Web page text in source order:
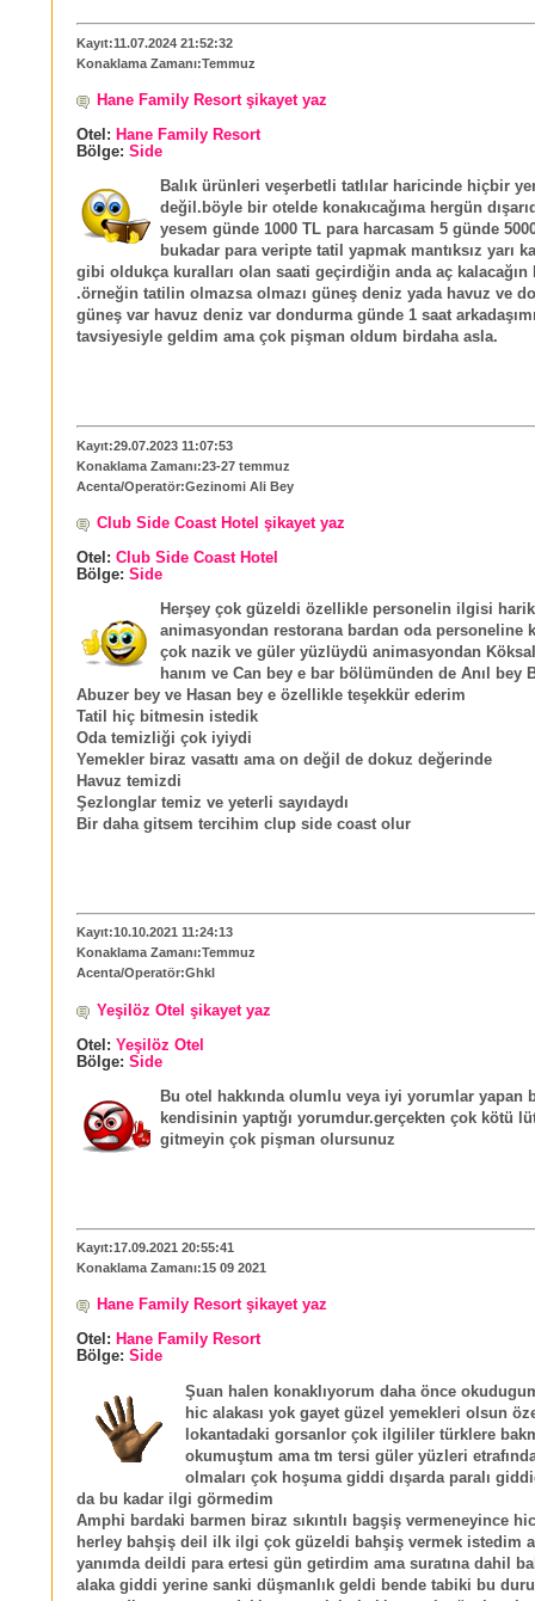
Kayıt:11.07.2024 21:52:32
Konaklama Zamanı:Temmuz
Hane Family Resort şikayet yaz
Otel: Hane Family Resort
Bölge: Side
Balık ürünleri veşerbetli tatlılar haricinde hiçbir
değil.böyle bir otelde konakıcağıma hergün
yesem günde 1000 TL para harcasam 5 günde
bukadar para veripte tatil yapmak mantıksız yarı
gibi oldukça kuralları olan saati geçirdiğin anda aç kalacağın
.örneğin tatilin olmazsa olmazı güneş deniz yada havuz ve
güneş var havuz deniz var dondurma günde 1 saat
tavsiyesiyle geldim ama çok pişman oldum birdaha asla.
Kayıt:29.07.2023 11:07:53
Konaklama Zamanı:23-27 temmuz
Acenta/Operatör:Gezinomi Ali Bey
Club Side Coast Hotel şikayet yaz
Otel: Club Side Coast Hotel
Bölge: Side
Herşey çok güzeldi özellikle personelin ilgisi
animasyondan restorana bardan oda personeline
çok nazik ve güler yüzlüydü animasyondan
hanım ve Can bey e bar bölümünden de Anıl bey
Abuzer bey ve Hasan bey e özellikle teşekkür ederim
Tatil hiç bitmesin istedik
Oda temizliği çok iyiydi
Yemekler biraz vasattı ama on değil de dokuz değerinde
Havuz temizdi
Şezlonglar temiz ve yeterli sayıdaydı
Bir daha gitsem tercihim clup side coast olur
Kayıt:10.10.2021 11:24:13
Konaklama Zamanı:Temmuz
Acenta/Operatör:Ghkl
Yeşilöz Otel şikayet yaz
Otel: Yeşilöz Otel
Bölge: Side
Bu otel hakkında olumlu veya iyi yorumlar yapan
kendisinin yaptığı yorumdur.gerçekten çok kötü
gitmeyin çok pişman olursunuz
Kayıt:17.09.2021 20:55:41
Konaklama Zamanı:15 09 2021
Hane Family Resort şikayet yaz
Otel: Hane Family Resort
Bölge: Side
Şuan halen konaklıyorum daha önce
hic alakası yok gayet güzel yemekleri olsun
lokantadaki gorsanlor çok ilgililer türklere
okumuştum ama tm tersi güler yüzleri
olmaları çok hoşuma giddi dışarda paralı
da bu kadar ilgi görmedim
Amphi bardaki barmen biraz sıkıntılı bagşiş vermeneyince
herley bahşiş deil ilk ilgi çok güzeldi bahşiş vermek istedim
yanımda deildi para ertesi gün getirdim ama suratına dahil
alaka giddi yerine sanki düşmanlık geldi bende tabiki bu